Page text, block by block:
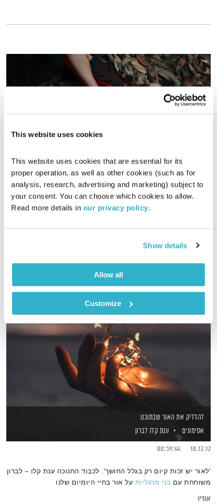
This website uses cookies
This website uses cookies that are essential for its
proper operation, as well as other cookies (such as for
analysis, research, advertising and marketing) subject to
your consent. You can choose which cookies to allow.
Read more details in our privacy policy.
Show details
Allow all
Customize
עולם קטן – 9.11.25
אורי בנקהלטר
09.11.25
01:58:09
מחבק, מרפא
אודיו
להדליק את האור שבתוכנו
אסימונים
ענת קלו לברון
10.12.12
00:59:44
'לאור יש זכות קיום רק בגלל החושך'. לכבוד החנוכה ענת קלו – לברון
משוחחת עם בני מרגליות על אור בחיי היומיום שלנו
אודיו